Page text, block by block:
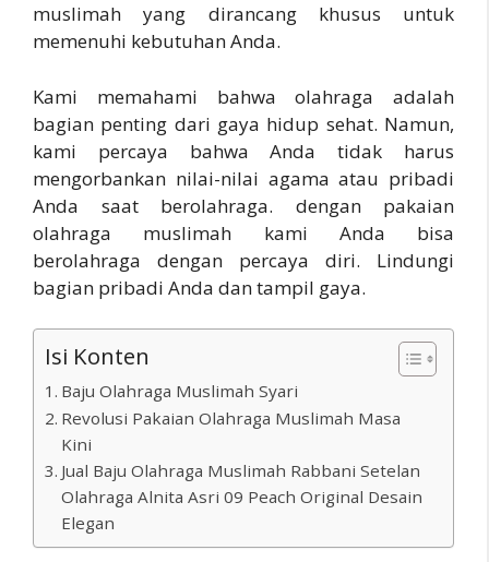
muslimah yang dirancang khusus untuk
memenuhi kebutuhan Anda.
Kami memahami bahwa olahraga adalah
bagian penting dari gaya hidup sehat. Namun,
kami percaya bahwa Anda tidak harus
mengorbankan nilai-nilai agama atau pribadi
Anda saat berolahraga. dengan pakaian
olahraga muslimah kami Anda bisa
berolahraga dengan percaya diri. Lindungi
bagian pribadi Anda dan tampil gaya.
Isi Konten
Baju Olahraga Muslimah Syari
Revolusi Pakaian Olahraga Muslimah Masa
Kini
Jual Baju Olahraga Muslimah Rabbani Setelan
Olahraga Alnita Asri 09 Peach Original Desain
Elegan